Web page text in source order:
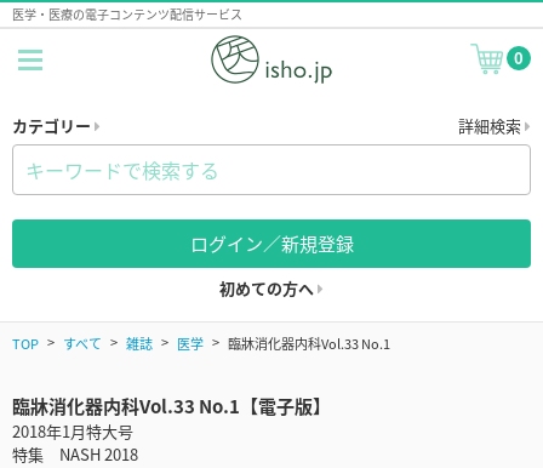
医学・医療の電子コンテンツ配信サービス
0
カテゴリー 詳細検索
ログイン／新規登録
初めての方へ
TOP すべて 雑誌 医学 臨牀消化器内科Vol.33 No.1
臨牀消化器内科Vol.33 No.1【電子版】
2018年1月特大号
特集 NASH 2018